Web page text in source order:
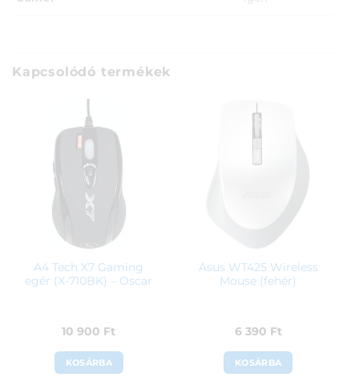
Kapcsolódó termékek
A4 Tech X7 Gaming
egér (X-710BK) – Oscar
10 900 Ft
KOSÁRBA
Asus WT425 Wireless
Mouse (fehér)
6 390 Ft
KOSÁRBA